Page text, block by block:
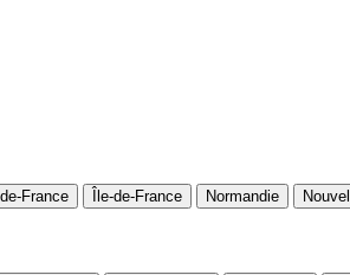
France Île-de-France Normandie